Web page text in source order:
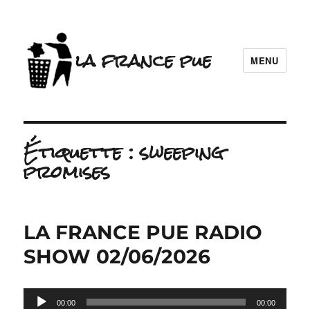
la france pue MENU
Étiquette :sweeping
promises
LA FRANCE PUE RADIO
SHOW 02/06/2026
Lecteur00:00 00:00